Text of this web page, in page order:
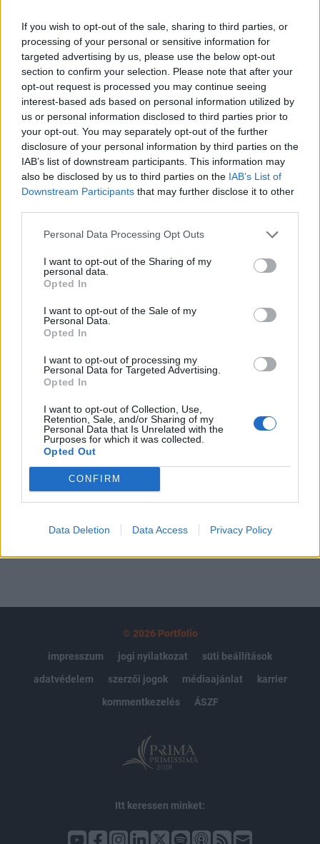
If you wish to opt-out of the sale, sharing to third parties, or
processing of your personal or sensitive information for
targeted advertising by us, please use the below opt-out
section to confirm your selection. Please note that after your
opt-out request is processed you may continue seeing
interest-based ads based on personal information utilized by
us or personal information disclosed to third parties prior to
your opt-out. You may separately opt-out of the further
disclosure of your personal information by third parties on the
IAB’s list of downstream participants. This information may
also be disclosed by us to third parties on the IAB’s List of
Downstream Participants that may further disclose it to other
Personal Data Processing Opt Outs
I want to opt-out of the Sharing of my
personal data.
Opted In
I want to opt-out of the Sale of my
Personal Data.
Opted In
I want to opt-out of processing my
Personal Data for Targeted Advertising.
Opted In
I want to opt-out of Collection, Use,
Retention, Sale, and/or Sharing of my
Personal Data that Is Unrelated with the
Purposes for which it was collected.
Opted Out
CONFIRM
Data Deletion Data Access Privacy Policy
et? Szavazz!
Portfolio
2011. november 17. 17:40
Új együttműködésről kezd tárgyalásokat a
kormány a Nemzetközi Valutaalappal. A
Nemzetgazdasági Minisztérium szerint az új
megállapodás nem hitelfelvételt jelent, hanem
Magyarország egy biztosítást köt. Jó-e, hogy
visszahívjuk az IMF-et?
KEDVES OLVASÓNK!
A keresett cikk a portfolio.hu hírarchívumához
tartozik, melynek olvasása előfizetéses
regisztrációhoz kötött.
Az előfizetés a következőket tartalmazza:
Kötéslisták: BÉT elmúlt 2 év napon belüli
kötéslistái
Előfizetés
MÁR ELŐFIZETŐNK VAGY? BEJELENTKEZÉS
© 2026 Portfolio
impresszum
jogi nyilatkozat
süti beállítások
adatvédelem
szerzői jogok médiaajánlat
karrier
kommentkezelés
ÁSZF
Itt keressen minket: